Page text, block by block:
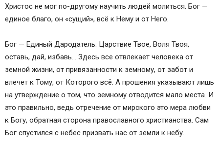
Христос не мог по-другому научить людей молиться. Бог —
единое благо, он «сущий», всё к Нему и от Него.
Бог — Единый Дародатель: Царствие Твое, Воля Твоя,
оставь, дай, избавь… Здесь все отвлекает человека от
земной жизни, от привязанности к земному, от забот и
влечет к Тому, от Которого всё. А прошения указывают лишь
на утверждение о том, что земному отводится мало места. И
это правильно, ведь отречение от мирского это мера любви
к Богу, обратная сторона православного христианства. Сам
Бог спустился с небес призвать нас от земли к небу.